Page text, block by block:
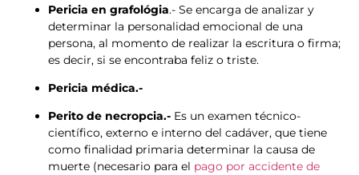
Pericia en grafológia.- Se encarga de analizar y
determinar la personalidad emocional de una
persona, al momento de realizar la escritura o firma;
es decir, si se encontraba feliz o triste.
Pericia médica.-
Perito de necropcia.- Es un examen técnico-
científico, externo e interno del cadáver, que tiene
como finalidad primaria determinar la causa de
muerte (necesario para el pago por accidente de